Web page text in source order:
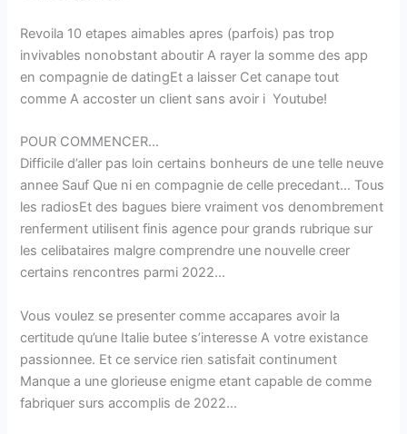
Revoila 10 etapes aimables apres (parfois) pas trop
invivables nonobstant aboutir A rayer la somme des app
en compagnie de datingEt a laisser Cet canape tout
comme A accoster un client sans avoir i Youtube!
POUR COMMENCER…
Difficile d’aller pas loin certains bonheurs de une telle neuve
annee Sauf Que ni en compagnie de celle precedant… Tous
les radiosEt des bagues biere vraiment vos denombrement
renferment utilisent finis agence pour grands rubrique sur
les celibataires malgre comprendre une nouvelle creer
certains rencontres parmi 2022…
Vous voulez se presenter comme accapares avoir la
certitude qu’une Italie butee s’interesse A votre existance
passionnee. Et ce service rien satisfait continument
Manque a une glorieuse enigme etant capable de comme
fabriquer surs accomplis de 2022…